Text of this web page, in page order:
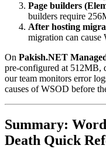
Page builders
builders require
After hosting
migration can cause
On Pakish.NET
pre-configured at 512MB,
our team monitors error
causes of WSOD before
Summary:
Death Quick